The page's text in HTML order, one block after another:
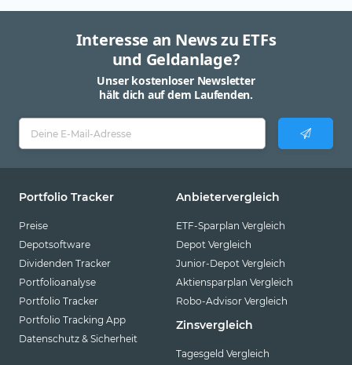
Interesse an News zu ETFs
und Geldanlage?
Unser kostenloser Newsletter
hält dich auf dem Laufenden.
Portfolio Tracker
Preise
Depotsoftware
Dividenden Tracker
Portfolioanalyse
Portfolio Tracker
Portfolio Tracking App
Datenschutz & Sicherheit
Anbietervergleich
ETF-Sparplan Vergleich
Depot Vergleich
Junior-Depot Vergleich
Aktiensparplan Vergleich
Robo-Advisor Vergleich
Zinsvergleich
Tagesgeld Vergleich